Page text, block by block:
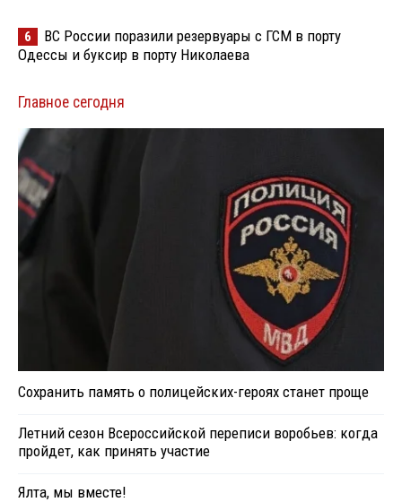
6
ВС России поразили резервуары с ГСМ в порту
Одессы и буксир в порту Николаева
Главное сегодня
Сохранить память о полицейских-героях станет проще
Летний сезон Всероссийской переписи воробьев: когда
пройдет, как принять участие
Ялта, мы вместе!